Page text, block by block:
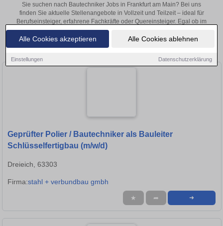
Alle Cookies akzeptieren Alle Cookies ablehnen
Einstellungen Datenschutzerklärung
Sie suchen nach Bautechniker Jobs in Frankfurt am Main? Bei uns
finden Sie aktuelle Stellenangebote in Vollzeit und Teilzeit – ideal für
Berufseinsteiger, erfahrene Fachkräfte oder Quereinsteiger. Egal ob im
Büro, vor Ort oder remote: Entdecken Sie jetzt neue Chancen in Ihrer
Region und bewerben Sie sich direkt auf passende Bautechniker-
Stellen in Frankfurt am Main!
Geprüfter Polier / Bautechniker als Bauleiter
Schlüsselfertigbau (m/w/d)
Dreieich, 63303
Firma:stahl + verbundbau gmbh
★ ➦ ➜